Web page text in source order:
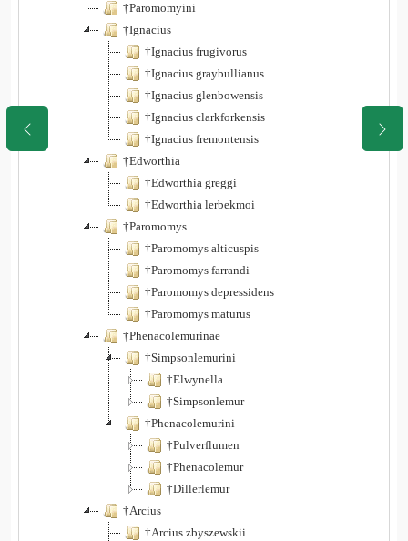
†Paromomyini
†Ignacius
†Ignacius frugivorus
†Ignacius graybullianus
†Ignacius glenbowensis
†Ignacius clarkforkensis
†Ignacius fremontensis
†Edworthia
†Edworthia greggi
†Edworthia lerbekmoi
†Paromomys
†Paromomys alticuspis
†Paromomys farrandi
†Paromomys depressidens
†Paromomys maturus
†Phenacolemurinae
†Simpsonlemurini
†Elwynella
†Simpsonlemur
†Phenacolemurini
†Pulverflumen
†Phenacolemur
†Dillerlemur
†Arcius
†Arcius zbyszewskii